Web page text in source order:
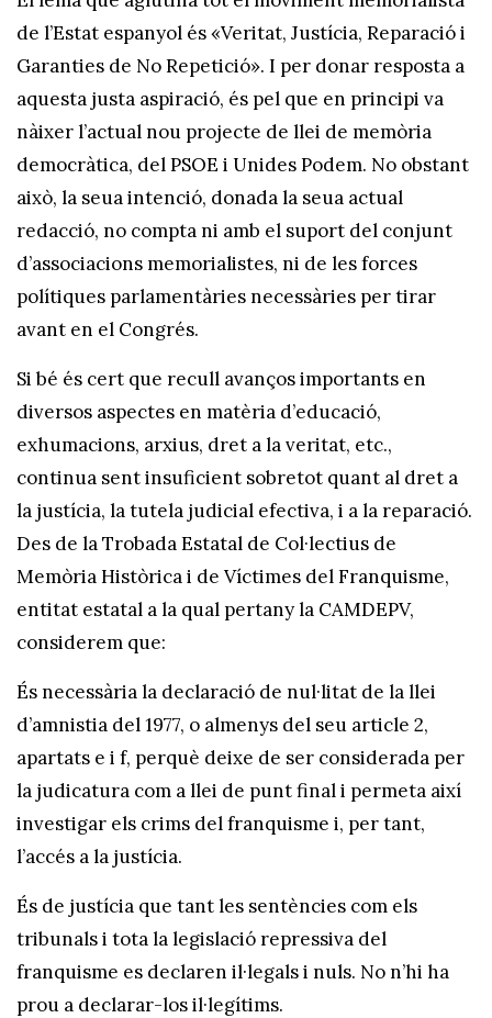
de l’Estat espanyol és «Veritat, Justícia, Reparació i
Garanties de No Repetició». I per donar resposta a
aquesta justa aspiració, és pel que en principi va
nàixer l’actual nou projecte de llei de memòria
democràtica, del PSOE i Unides Podem. No obstant
això, la seua intenció, donada la seua actual
redacció, no compta ni amb el suport del conjunt
d’associacions memorialistes, ni de les forces
polítiques parlamentàries necessàries per tirar
avant en el Congrés.
Si bé és cert que recull avanços importants en
diversos aspectes en matèria d’educació,
exhumacions, arxius, dret a la veritat, etc.,
continua sent insuficient sobretot quant al dret a
la justícia, la tutela judicial efectiva, i a la reparació.
Des de la Trobada Estatal de Col·lectius de
Memòria Històrica i de Víctimes del Franquisme,
entitat estatal a la qual pertany la CAMDEPV,
considerem que:
És necessària la declaració de nul·litat de la llei
d’amnistia del 1977, o almenys del seu article 2,
apartats e i f, perquè deixe de ser considerada per
la judicatura com a llei de punt final i permeta així
investigar els crims del franquisme i, per tant,
l’accés a la justícia.
És de justícia que tant les sentències com els
tribunals i tota la legislació repressiva del
franquisme es declaren il·legals i nuls. No n’hi ha
prou a declarar-los il·legítims.